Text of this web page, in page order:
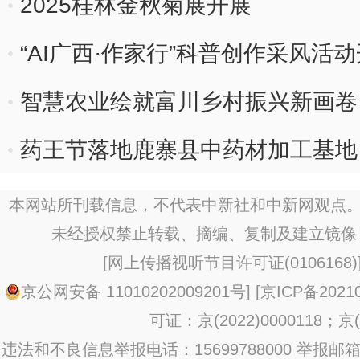
2025桂林金秋菊展开展
“AI广西·作家行”科普创作采风活
智慧农业绘就富川乡村振兴新画卷
药王节落地鹿寨县中药材加工基
本网站所刊载信息，不代表中新社和中新网观点
未经授权禁止转载、摘编、复制及建立镜
[网上传播视听节目许可证(0106168)
京公网安备 11010202009201号] [京ICP备
可证：京(2022)0000118；京
违法和不良信息举报电话：15699788000 举报邮